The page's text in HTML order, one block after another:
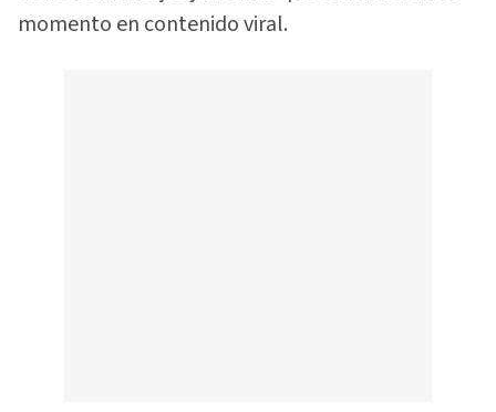
momento en contenido viral.